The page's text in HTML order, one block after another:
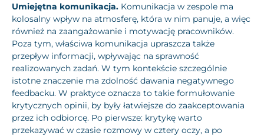
Umiejętna komunikacja. Komunikacja w zespole ma
kolosalny wpływ na atmosferę, która w nim panuje, a więc
również na zaangażowanie i motywację pracowników.
Poza tym, właściwa komunikacja upraszcza także
przepływ informacji, wpływając na sprawność
realizowanych zadań. W tym kontekście szczególnie
istotne znaczenie ma zdolność dawania negatywnego
feedbacku. W praktyce oznacza to takie formułowanie
krytycznych opinii, by były łatwiejsze do zaakceptowania
przez ich odbiorcę. Po pierwsze: krytykę warto
przekazywać w czasie rozmowy w cztery oczy, a po